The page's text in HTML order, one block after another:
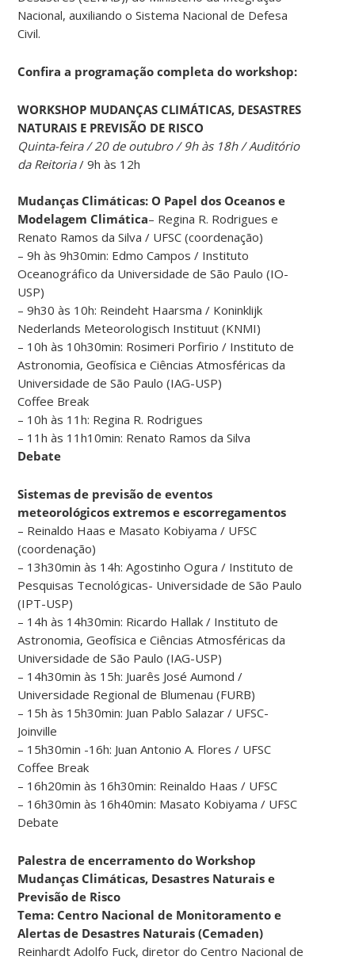
Nacional, auxiliando o Sistema Nacional de Defesa
Civil.
Confira a programação completa do workshop:
WORKSHOP MUDANÇAS CLIMÁTICAS, DESASTRES
NATURAIS E PREVISÃO DE RISCO
Quinta-feira / 20 de outubro / 9h às 18h / Auditório
da Reitoria/ 9h às 12h
Mudanças Climáticas: O Papel dos Oceanos e
Modelagem Climática– Regina R. Rodrigues e
Renato Ramos da Silva / UFSC (coordenação)
– 9h às 9h30min: Edmo Campos / Instituto
Oceanográfico da Universidade de São Paulo (IO-
USP)
– 9h30 às 10h: Reindeht Haarsma / Koninklijk
Nederlands Meteorologisch Instituut (KNMI)
– 10h às 10h30min: Rosimeri Porfirio / Instituto de
Astronomia, Geofísica e Ciências Atmosféricas da
Universidade de São Paulo (IAG-USP)
Coffee Break
– 10h às 11h: Regina R. Rodrigues
– 11h às 11h10min: Renato Ramos da Silva
Debate
Sistemas de previsão de eventos
meteorológicos extremos e escorregamentos
– Reinaldo Haas e Masato Kobiyama / UFSC
(coordenação)
– 13h30min às 14h: Agostinho Ogura / Instituto de
Pesquisas Tecnológicas- Universidade de São Paulo
(IPT-USP)
– 14h às 14h30min: Ricardo Hallak / Instituto de
Astronomia, Geofísica e Ciências Atmosféricas da
Universidade de São Paulo (IAG-USP)
– 14h30min às 15h: Juarês José Aumond /
Universidade Regional de Blumenau (FURB)
– 15h às 15h30min: Juan Pablo Salazar / UFSC-
Joinville
– 15h30min -16h: Juan Antonio A. Flores / UFSC
Coffee Break
– 16h20min às 16h30min: Reinaldo Haas / UFSC
– 16h30min às 16h40min: Masato Kobiyama / UFSC
Debate
Palestra de encerramento doWorkshop
Mudanças Climáticas, Desastres Naturais e
Previsão de Risco
Tema: Centro Nacional de Monitoramento e
Alertas de Desastres Naturais (Cemaden)
Reinhardt Adolfo Fuck, diretor do Centro Nacional de